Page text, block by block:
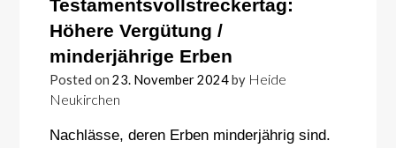
Testamentsvollstreckertag:
Höhere Vergütung /
minderjährige Erben
Posted on 23. November 2024by Heide
Neukirchen
Nachlässe, deren Erben minderjährig sind.